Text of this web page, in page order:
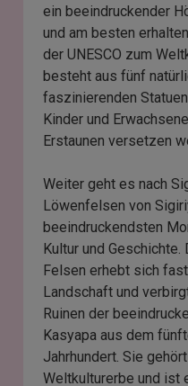
ein beeindruckender
und am besten
der UNESCO zum
besteht aus fünf
faszinierenden
Kinder und
Erstaunen versetzen
Weiter geht es nach
Löwenfelsen von
beeindruckendsten
Kultur und
Felsen erhebt sich
Landschaft und
Ruinen der
Kasyapa aus dem
Jahrhundert. Sie
Weltkulturerbe und ist